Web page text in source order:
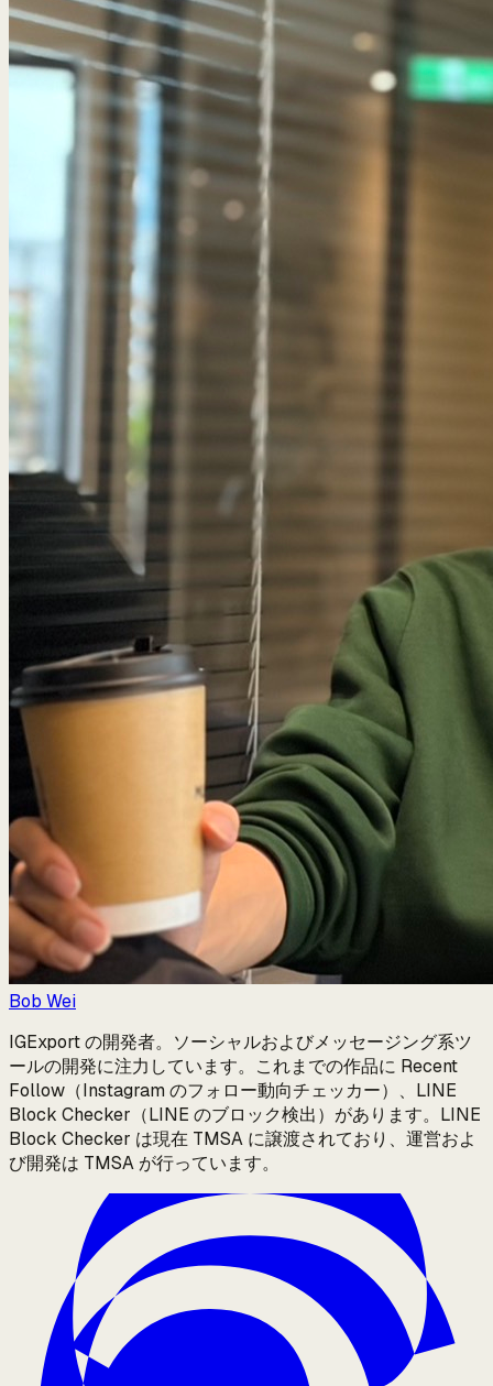
Bob Wei
IGExport の開発者。ソーシャルおよびメッセージング系ツ
ールの開発に注力しています。これまでの作品に Recent
Follow（Instagram のフォロー動向チェッカー）、LINE
Block Checker（LINE のブロック検出）があります。LINE
Block Checker は現在 TMSA に譲渡されており、運営およ
び開発は TMSA が行っています。